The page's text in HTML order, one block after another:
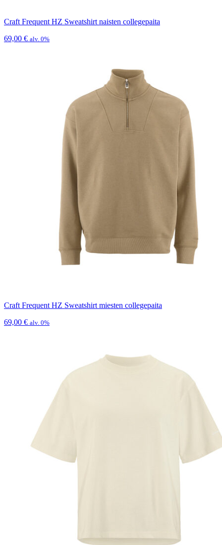
Craft Frequent HZ Sweatshirt naisten collegepaita
69,00 € alv. 0%
Craft Frequent HZ Sweatshirt miesten collegepaita
69,00 € alv. 0%